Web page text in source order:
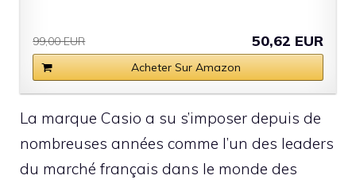
99,00 EUR 50,62 EUR
Acheter Sur Amazon
La marque Casio a su s’imposer depuis de
nombreuses années comme l’un des leaders
du marché français dans le monde des